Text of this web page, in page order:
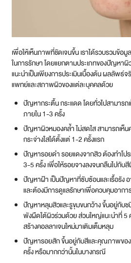
เพื่อให้เห็นภาพที่ชัดเจนขึ้น เราได้รวบรวมข้อ
ในการรักษา โดยแยกตามประเภทของปัญหา
แนะนำเป็นเพียงการประเมินเบื้องต้น ผลลัพธ์
แพทย์และสภาพผิวของแต่ละบุคคลด้วย
ปัญหากระตื้น กระแดด โดยทั่วไปสามาร
ภายใน 1-3 ครั้ง
ปัญหาผิวหมองคล้ำ ไม่สดใส สามารถเห็น
กระจ่างใสได้ตั้งแต่ 1-2 ครั้งแรก
ปัญหารอยดำ รอยแดงจากสิว ต้องทำโป
3-5 ครั้ง เพื่อให้รอยจางลงจนกลืนไปกับ
ปัญหาฝ้า เป็นปัญหาที่ซับซ้อนและเรื้อรัง
และต้องมีการดูแลรักษาเพื่อควบคุมอากา
ปัญหาหลุมสิวและรูขุมขนกว้าง ขึ้นอยู่กับช
พังผืดใต้ผิวร่วมด้วย ส่วนใหญ่แนะนำที่ 5
สร้างคอลลาเจนใหม่มาเติมเต็มหลุม
ปัญหารอยสัก ขึ้นอยู่กับสีและคุณภาพขอ
ครั้ง หรือมากกว่านั้นในบางกรณี